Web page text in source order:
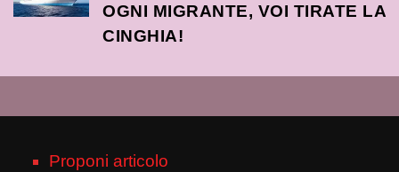
OGNI MIGRANTE, VOI TIRATE LA
CINGHIA!
Proponi articolo